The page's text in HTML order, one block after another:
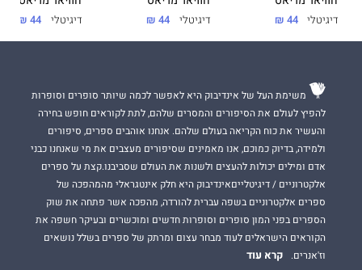
דיגיטלי 44 ₪
דיגיטלי 44 ₪
דיגיטלי 44 ₪
משימת העל של אינדיבוק היא לאפשר לכמה שיותר סופרים וסופרות
להפיץ לעולם את הסיפורים והמסרים שלהם, לתת לקוראים חופש בחירה
והעשיר את כוח הקריאה בעולם שלהם. אנחנו אוהבים ספרים, סיפורים
ולמידה, בדיוק כמוכם, אנו מאמינים שסיפורים מעצבים את מי שאנחנו כבני
אדם ומילים יכולות להעצים ולשנות את העולם שסביבנו.קצת על ספרים
אלקטרוניים / דיגיטלייםאינדיבוק היא חלק אינטגראלי מהמהפכה של
ספרים אלקטרוניים בשפה עברית להורדה, מהפכה אשר פתחה את שוק
הספרים בפני המון סופרים וסופרות חדשים ומוכשרים ובעיקר חשפה את
הקוראים הישראלים לעוד מבחר עצום ומרתק של ספרים בשלל נושאים
וז'אנרים.
קרא עוד